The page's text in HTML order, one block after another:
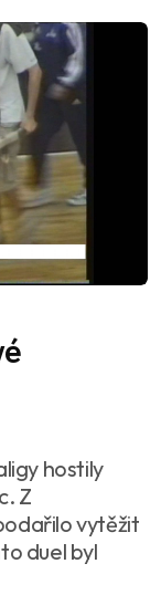
hostily
Z
vytěžit
duel byl